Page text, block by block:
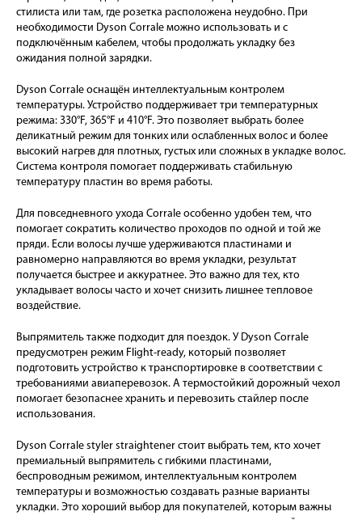
стилиста или там, где розетка расположена неудобно. При
необходимости Dyson Corrale можно использовать и с
подключённым кабелем, чтобы продолжать укладку без
ожидания полной зарядки.
Dyson Corrale оснащён интеллектуальным контролем
температуры. Устройство поддерживает три температурных
режима: 330°F, 365°F и 410°F. Это позволяет выбрать более
деликатный режим для тонких или ослабленных волос и более
высокий нагрев для плотных, густых или сложных в укладке волос.
Система контроля помогает поддерживать стабильную
температуру пластин во время работы.
Для повседневного ухода Corrale особенно удобен тем, что
помогает сократить количество проходов по одной и той же
пряди. Если волосы лучше удерживаются пластинами и
равномерно направляются во время укладки, результат
получается быстрее и аккуратнее. Это важно для тех, кто
укладывает волосы часто и хочет снизить лишнее тепловое
воздействие.
Выпрямитель также подходит для поездок. У Dyson Corrale
предусмотрен режим Flight-ready, который позволяет
подготовить устройство к транспортировке в соответствии с
требованиями авиаперевозок. А термостойкий дорожный чехол
помогает безопаснее хранить и перевозить стайлер после
использования.
Dyson Corrale styler straightener стоит выбрать тем, кто хочет
премиальный выпрямитель с гибкими пластинами,
беспроводным режимом, интеллектуальным контролем
температуры и возможностью создавать разные варианты
укладки. Это хороший выбор для покупателей, которым важны